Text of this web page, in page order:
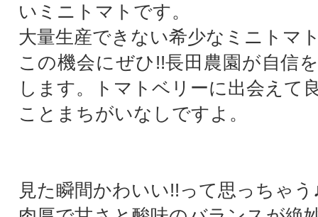
いミニトマトです。
大量生産できない希少なミニトマ
この機会にぜひ!!長田農園が自信
します。トマトベリーに出会えて
ことまちがいなしですよ。
見た瞬間かわいい!!って思っちゃう